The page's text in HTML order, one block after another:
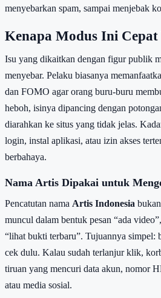
menyebarkan spam, sampai menjebak
Kenapa Modus Ini
Isu yang dikaitkan dengan figur publik
menyebar. Pelaku biasanya
dan FOMO agar orang buru-buru
heboh, isinya dipancing dengan
diarahkan ke situs yang tidak jelas.
login, instal aplikasi, atau izin akses
berbahaya.
Nama Artis Dipakai untuk
Pencatutan nama Artis Indonesia
muncul dalam bentuk pesan “ada
“lihat bukti terbaru”. Tujuannya simpel:
cek dulu. Kalau sudah terlanjur klik,
tiruan yang mencuri data akun, nomor
atau media sosial.